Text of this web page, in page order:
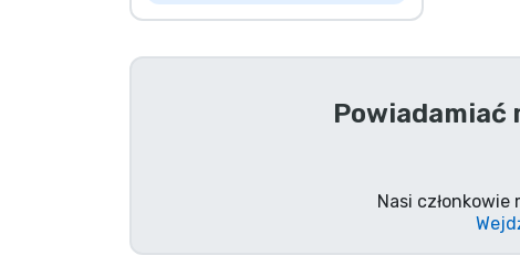
Powiadamiać
Nasi
Rzeczy muzyczne